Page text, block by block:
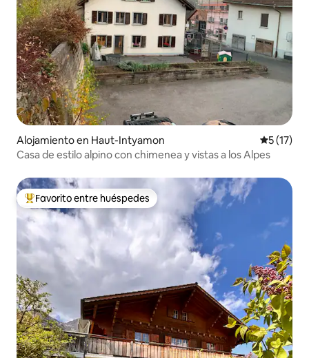
Alojamiento en Haut-Intyamon
5 (17)
Casa de estilo alpino con chimenea y vistas a los Alpes
Favorito entre huéspedes preferido
Favorito entre huéspedes